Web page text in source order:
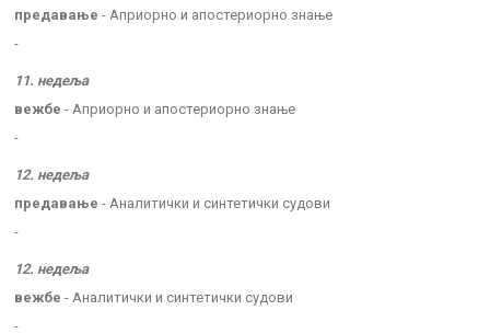
предавање - Априорно и апостериорно знање
-
11. недеља
вежбе - Априорно и апостериорно знање
-
12. недеља
предавање - Аналитички и синтетички судови
-
12. недеља
вежбе - Аналитички и синтетички судови
-